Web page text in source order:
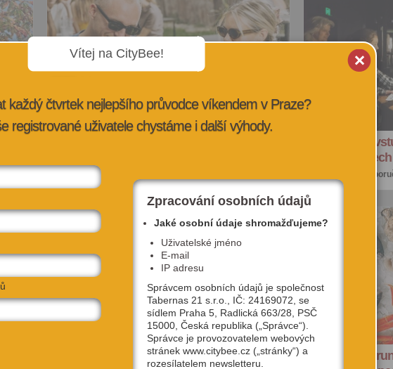
27. 7. 2026 |
SOUTĚŽ o
výstavu
Hostivařská přehrada: Objevte místo, kde
SOUTĚŽ:
Vítej na CityBee!
každý čtvrtek nejlepšího průvodce víkendem v Praze?
registrované uživatele chystáme i další výhody.
Zpracování osobních údajů
Jaké osobní údaje shromažďujeme?
Uživatelské jméno
E-mail
IP adresu
Správcem osobních údajů je společnost
Tabernas 21 s.r.o., IČ: 24169072, se
sídlem Praha 5, Radlická 663/28, PSČ
15000, Česká republika („Správce“).
Správce je provozovatelem webových
stránek www.citybee.cz („stránky“) a
rozesílatelem newsletteru.